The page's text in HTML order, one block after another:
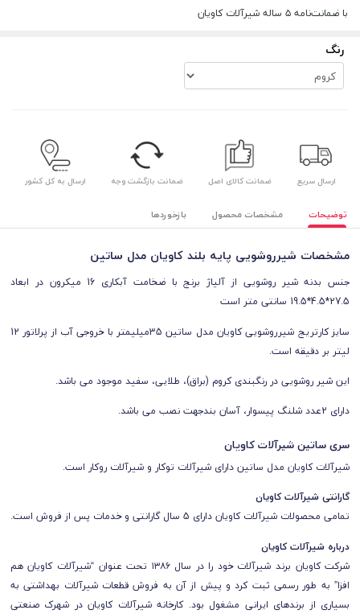
با ضمانت‌نامه ۵ ساله شیرآلات کاویان
رنگ
ارسال سریع ضمانت کالای اصل ضمانت بازگشت وجه ارسال به کل کشور
توضیحات مشخصات محصول بازخوردها
مشخصات شیرروشویی پایه بلند کاویان مدل ساتین
جنس بدنه شیر روشویی از آلیاژ برنج با ضخامت آبکاری 16 میکرون در ابعاد
27.5*4.5*19.5 سانتی متر است
سایز کارتریج شیرروشویی کاویان مدل ساتین 35میلیمتر با خروجی آب از پرلاتور 12
لیتر بر دقیقه است.
این شیر روشویی در رنگبندی کروم (براق)، طلایی، سفید موجود می باشد.
دارای 2عدد شلنگ پیسوار، آسان بندجهت نصب می باشد.
سری ساتین شیرآلات کاویان
شیرآلات کاویان مدل ساتین دارای شیرآلات توکار و شیرآلات روکار است.
گارانتی شیرآلات کاویان
تمامی محصولات شیرآلات کاویان دارای 5 سال گارانتی و خدمات پس از فروش است.
درباره شیرآلات کاویان
شرکت کاویان برند شیرآلات خود را در سال ۱۳۸۶ تحت عنوان “شیرآلات کاویان هم
افزا” به طور رسمی ثبت کرد و پیش از آن به فروش قطعات شیرآلات بهداشتی به
بسیاری از برندهای ایرانی مشغول بود. کارخانه شیرآلات کاویان در شهرک صنعتی